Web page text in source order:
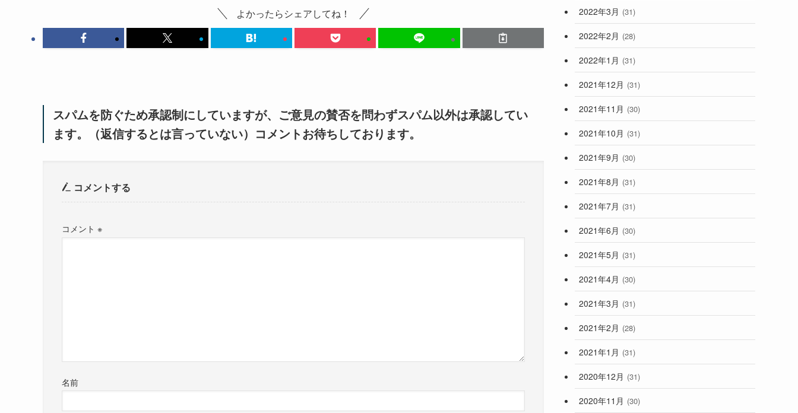
よかったらシェアしてね！
スパムを防ぐため承認制にしていますが、ご意見の賛否を問わずスパム以外は承認してい
ます。（返信するとは言っていない）コメントお待ちしております。
コメントする
コメント ※
名前
2022年3月 (31)
2022年2月 (28)
2022年1月 (31)
2021年12月 (31)
2021年11月 (30)
2021年10月 (31)
2021年9月 (30)
2021年8月 (31)
2021年7月 (31)
2021年6月 (30)
2021年5月 (31)
2021年4月 (30)
2021年3月 (31)
2021年2月 (28)
2021年1月 (31)
2020年12月 (31)
2020年11月 (30)